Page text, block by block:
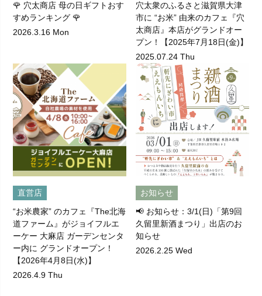
🌹 穴太商店 母の日ギフトおす
すめランキング 🌹
2026.3.16 Mon
穴太衆のふるさと滋賀県大津
市に “お米” 由来のカフェ『穴
太商店』本店がグランドオー
プン！【2025年7月18日(金)】
2025.07.24 Thu
直営店
“お米農家” のカフェ『The北海
道ファーム』がジョイフルエ
ーケー 大麻店 ガーデンセンタ
ー内に グランドオープン！
【2026年4月8日(水)】
2026.4.9 Thu
お知らせ
📢 お知らせ：3/1(日)「第9回
久留里新酒まつり」出店のお
知らせ
2026.2.25 Wed